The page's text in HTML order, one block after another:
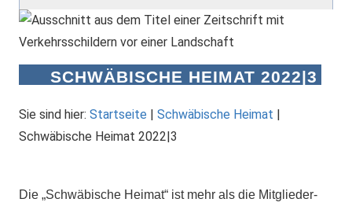
SCHWÄBISCHE HEIMAT 2022|3
Sie sind hier: Startseite | Schwäbische Heimat |
Schwäbische Heimat 2022|3
Die „Schwäbische Heimat“ ist mehr als die Mitglieder-